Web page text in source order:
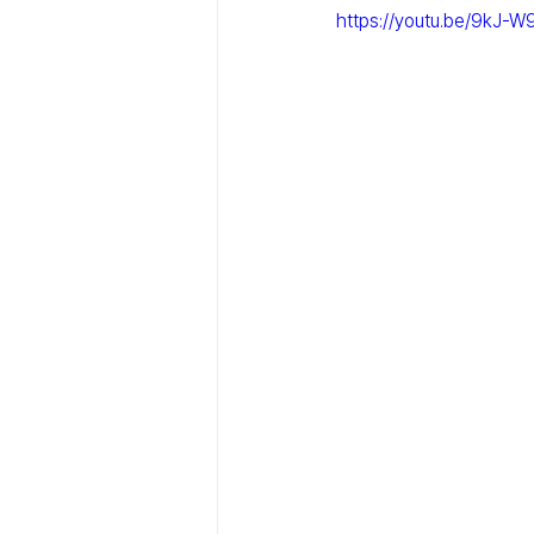
https://youtu.be/9kJ-